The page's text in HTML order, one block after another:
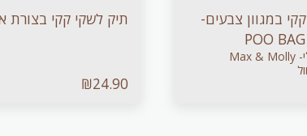
במגוון צבעים-
POO
מקס אנד מולי- Max & Molly
תיק לשקי קקי בצורת
₪24.90